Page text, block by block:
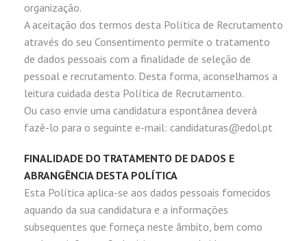
organização.
A aceitação dos termos desta Política de Recrutamento
através do seu Consentimento permite o tratamento
de dados pessoais com a finalidade de seleção de
pessoal e recrutamento. Desta forma, aconselhamos a
leitura cuidada desta Política de Recrutamento.
Ou caso envie uma candidatura espontânea deverá
fazê-lo para o seguinte e-mail: candidaturas@edol.pt
FINALIDADE DO TRATAMENTO DE DADOS E
ABRANGÊNCIA DESTA POLÍTICA
Esta Política aplica-se aos dados pessoais fornecidos
aquando da sua candidatura e a informações
subsequentes que forneça neste âmbito, bem como